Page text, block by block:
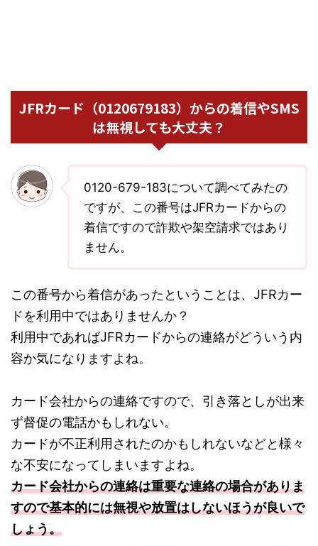
JFRカード（0120679183）からの着信やSMS
は無視しても大丈夫？
0120-679-183について調べてみたの
ですが、この番号はJFRカードからの
着信ですので詐欺や架空請求ではあり
ません。
この番号から着信があったということは、JFRカー
ドを利用中ではありませんか？
利用中であればJFRカードからの連絡がどういう内
容か気になりますよね。
カード会社からの連絡ですので、引き落としが出来
ず督促の電話かもしれない。
カードが不正利用されたのかもしれないなどと様々
な不安になってしまいますよね。
カード会社からの連絡は重要な連絡の場合がありま
すので基本的には無視や放置はしないほうが良いで
しょう。